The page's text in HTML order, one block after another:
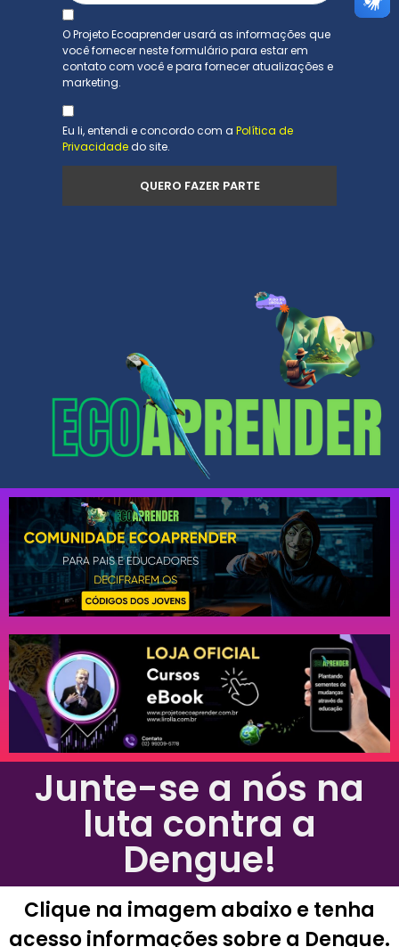
O Projeto Ecoaprender usará as informações que
você fornecer neste formulário para estar em
contato com você e para fornecer atualizações e
marketing.
Eu li, entendi e concordo com a Política de
Privacidadedo site.
Junte-se a nós na
luta contra a
Dengue!
Clique na imagem abaixo e tenha
acesso informações sobre a Dengue.